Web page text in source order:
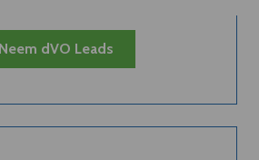
Neem dVO Leads